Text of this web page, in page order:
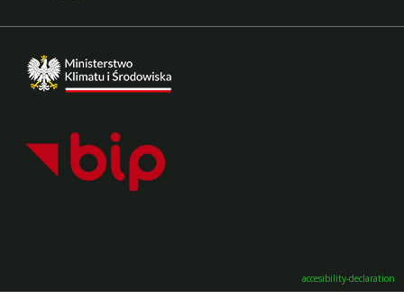
accesibility-declaration